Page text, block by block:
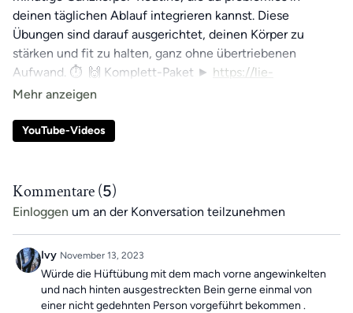
deinen täglichen Ablauf integrieren kannst. Diese
Übungen sind darauf ausgerichtet, deinen Körper zu
stärken und fit zu halten, ganz ohne übertriebenen
Aufwand. ⏱️ 🙌 Komplett-Paket ► https://lie-
br.com/e9tu9W
Dir hat dieses Video gefallen? Dann warten in unserer App
viele weitere Übungen auf dich, die darauf abzielen,
verbessern und deinen Körper zu entspannen.
So bleibst du stets motiviert und kannst kontinuierlich an
deinen Fortschritten arbeiten. Mit einer Mitgliedschaft erhältst
du Zugang zu exklusiven Videos und kannst dich mit der
Community austauschen. Und das Beste daran: Du kannst
jederzeit und überall trainieren, ganz bequem von zu Hause
aus oder unterwegs.
YouTube-Videos
Kommentare (5)
Einloggen um an der Konversation teilzunehmen
Ivy November 13, 2023
Würde die Hüftübung mit dem mach vorne angewinkelten
und nach hinten ausgestreckten Bein gerne einmal von
einer nicht gedehnten Person vorgeführt bekommen .